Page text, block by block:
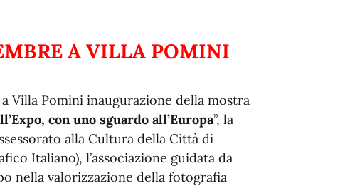
A VILLA POMINI
Villa Pomini inaugurazione della mostra
con uno sguardo all’Europa”, la
alla Cultura della Città di
Italiano), l’associazione guidata da
nella valorizzazione della fotografia